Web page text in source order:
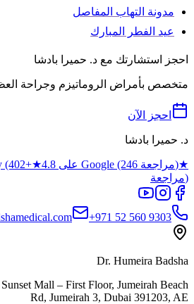
مدونة التهاب المفاصل
عيد الفطر المبارك
احجز استشارتك مع د. حميرا بادشا
متخصص بأمراض الروماتيزم وجراحة
احجز الآن
د. حميرا بادشا
★4.8 على Google (246 مراجعة) ★
مراجعة)
+971 52 560 9303
Dr. Humeira Badsha
Mall – First Floor, Jumeirah Beach
Rd, Jumeirah 3, Dubai 391203, AE